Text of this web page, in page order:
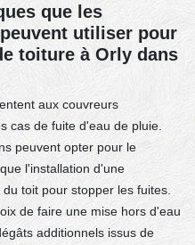
que les
utiliser pour
toiture à Orly dans
aux couvreurs
cas de fuite d'eau de pluie.
peuvent opter pour le
l'installation d'une
toit pour stopper les fuites.
de faire une mise hors d'eau
additionnels issus de